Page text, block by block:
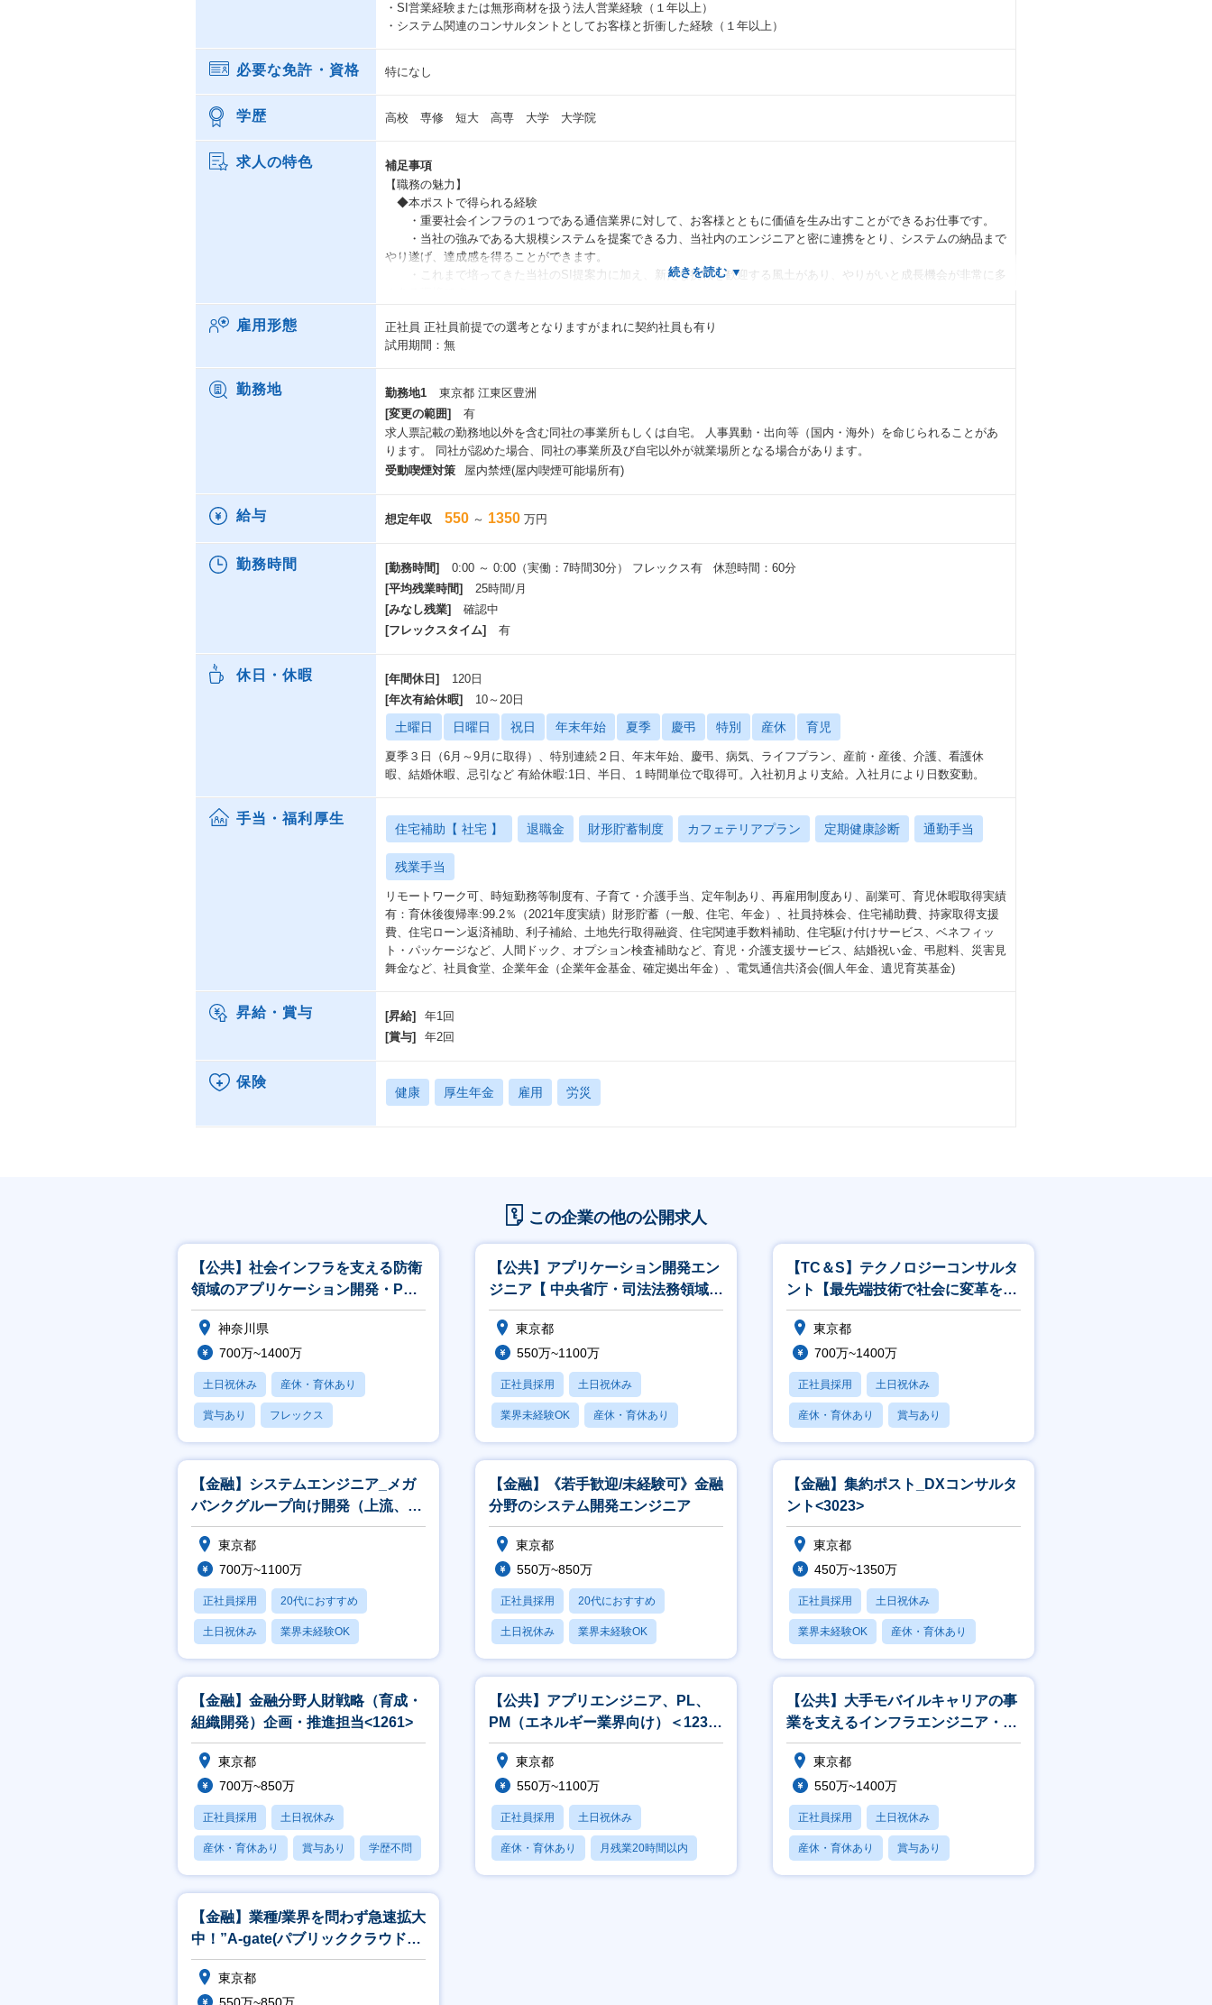
・SI営業経験または無形商材を扱う法人営業経験（１年以上）
・システム関連のコンサルタントとしてお客様と折衝した経験（１年以上）
必要な免許・資格 特になし
学歴 高校 専修 短大 高専 大学 大学院
求人の特色
補足事項
【職務の魅力】
◆本ポストで得られる経験
・重要社会インフラの１つである通信業界に対して、お客様とともに価値を生み出すことができるお仕事です。
・当社の強みである大規模システムを提案できる力、当社内のエンジニアと密に連携をとり、システムの納品まで
やり遂げ、達成感を得ることができます。
・これまで培ってきた当社のSI提案力に加え、新たな挑戦を歓迎する風土があり、やりがいと成長機会が非常に多
◆キャリア形成
・配属部署では「バディ制度」を採用しており、バディとなる先輩社員が業務の進め方や職場環境への適応をサポー
未経験の分野についてもOJTや丁寧なサポート体制を通じてスキルやノウハウを習得できる環境です。
・定期的なチームミーティングを通じて課題を共有し、チーム全体で解決に取り組む文化が根付いています。
・若い内からチームリーダー/プロジェクトリーダーとしてのマネジメントの経験を積む中で、自身のマネジメント
スキルをさらに高めることができます。
・ご自身のご要望も踏まえて、管理職・専門職など複数の選択肢から最適なキャリアパスに進むことができます。
雇用形態 正社員 正社員前提での選考となりますがまれに契約社員も有り
試用期間：無
勤務地 勤務地1
東京都 江東区豊洲
[変更の範囲]
有
求人票記載の勤務地以外を含む同社の事業所もしくは自宅。 人事異動・出向等（国内・海外）を命じられることがあ
ります。 同社が認めた場合、同社の事業所及び自宅以外が就業場所となる場合があります。
受動喫煙対策
屋内禁煙(屋内喫煙可能場所有)
給与 想定年収 550 ～ 1350 万円
勤務時間 [勤務時間]
0:00 ～ 0:00（実働：7時間30分） フレックス有 休憩時間：60分
[平均残業時間]
25時間/月
[みなし残業]
確認中
[フレックスタイム]
有
休日・休暇 [年間休日]
120日
[年次有給休暇]
10～20日
土曜日 日曜日 祝日 年末年始 夏季 慶弔 特別 産休 育児
夏季３日（6月～9月に取得）、特別連続２日、年末年始、慶弔、病気、ライフプラン、産前・産後、介護、看護休
暇、結婚休暇、忌引など 有給休暇:1日、半日、１時間単位で取得可。入社初月より支給。入社月により日数変動。
手当・福利厚生
住宅補助【 社宅 】 退職金 財形貯蓄制度 カフェテリアプラン 定期健康診断 通勤手当
残業手当
リモートワーク可、時短勤務等制度有、子育て・介護手当、定年制あり、再雇用制度あり、副業可、育児休暇取得実績
有：育休後復帰率:99.2％（2021年度実績）財形貯蓄（一般、住宅、年金）、社員持株会、住宅補助費、持家取得支援
費、住宅ローン返済補助、利子補給、土地先行取得融資、住宅関連手数料補助、住宅駆け付けサービス、ベネフィッ
ト・パッケージなど、人間ドック、オプション検査補助など、育児・介護支援サービス、結婚祝い金、弔慰料、災害見
舞金など、社員食堂、企業年金（企業年金基金、確定拠出年金）、電気通信共済会(個人年金、遺児育英基金)
昇給・賞与 [昇給]
年1回
[賞与]
年2回
保険
健康 厚生年金 雇用 労災
この企業の他の公開求人
【公共】社会インフラを支える防衛
領域のアプリケーション開発・PM
／PL候補<488>
神奈川県
700万~1400万
土日祝休み 産休・育休あり
賞与あり フレックス
社宅・住宅補助
【公共】アプリケーション開発エン
ジニア【 中央省庁・司法法務領域】
<564>
東京都
550万~1100万
正社員採用 土日祝休み
業界未経験OK 産休・育休あり
賞与あり
【TC＆S】テクノロジーコンサルタ
ント【最先端技術で社会に変革を起
こすITコンサル】<244>
東京都
700万~1400万
正社員採用 土日祝休み
産休・育休あり 賞与あり
フレックス
【金融】システムエンジニア_メガ
バンクグループ向け開発（上流、開
発リーダ）担当
東京都
700万~1100万
正社員採用 20代におすすめ
土日祝休み 業界未経験OK
産休・育休あり
【金融】《若手歓迎/未経験可》金融
分野のシステム開発エンジニア
東京都
550万~850万
正社員採用 20代におすすめ
土日祝休み 業界未経験OK
産休・育休あり
【金融】集約ポスト_DXコンサルタ
ント<3023>
東京都
450万~1350万
正社員採用 土日祝休み
業界未経験OK 産休・育休あり
賞与あり
【金融】金融分野人財戦略（育成・
組織開発）企画・推進担当<1261>
東京都
700万~850万
正社員採用 土日祝休み
産休・育休あり 賞与あり 学歴不問
【公共】アプリエンジニア、PL、
PM（エネルギー業界向け）＜1238
＞
東京都
550万~1100万
正社員採用 土日祝休み
産休・育休あり 月残業20時間以内
賞与あり
【公共】大手モバイルキャリアの事
業を支えるインフラエンジニア・イ
ンフラアーキテクト<188>
東京都
550万~1400万
正社員採用 土日祝休み
産休・育休あり 賞与あり
フレックス
【金融】業種/業界を問わず急速拡大
中！”A-gate(パブリッククラウド活
用ソリューション)”の企画
東京都